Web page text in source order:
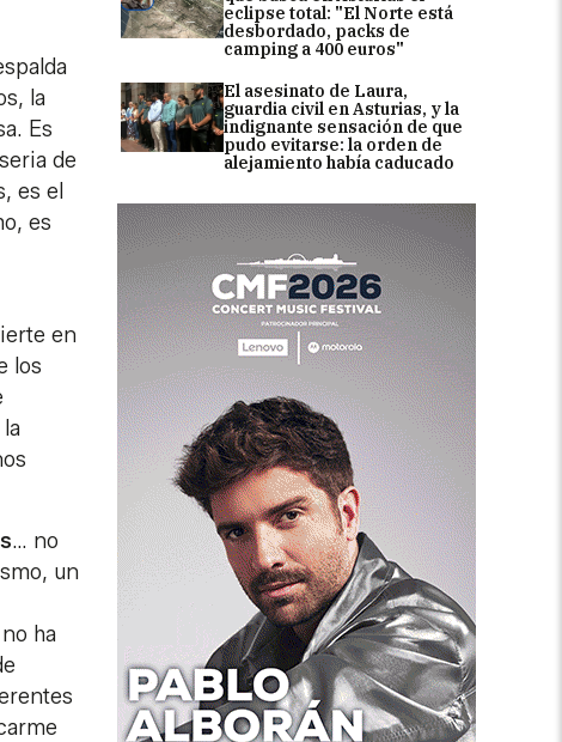
eclipse total: "El Norte está
desbordado, packs de
camping a 400 euros"
El asesinato de Laura,
guardia civil en Asturias, y la
indignante sensación de que
pudo evitarse: la orden de
alejamiento había caducado
la
Es
de
es el
es
en
los
… no
un
ha